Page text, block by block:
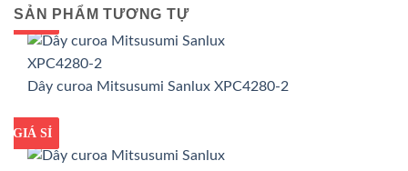
SẢN PHẨM TƯƠNG TỰ
GIÁ TỐT
GIÁ SỈ
Dây curoa Mitsusumi Sanlux XPC4280-2
GIÁ TỐT
GIÁ SỈ